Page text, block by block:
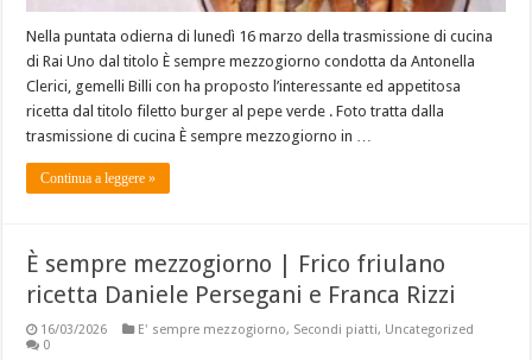
Nella puntata odierna di lunedì 16 marzo della trasmissione di cucina
di Rai Uno dal titolo È sempre mezzogiorno condotta da Antonella
Clerici, gemelli Billi con ha proposto l’interessante ed appetitosa
ricetta dal titolo filetto burger al pepe verde . Foto tratta dalla
trasmissione di cucina È sempre mezzogiorno in …
Continua a leggere »
È sempre mezzogiorno | Frico friulano
ricetta Daniele Persegani e Franca Rizzi
16/03/2026 E' sempre mezzogiorno, Secondi piatti, Uncategorized
0